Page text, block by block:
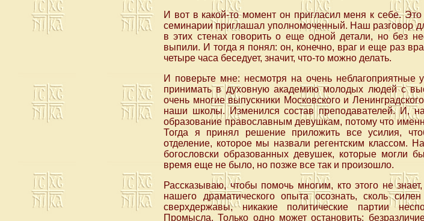
И вот в какой-то момент он пригласил меня к себе.
семинарии приглашал уполномоченный. Наш разговор
в этих стенах говорить о еще одной детали, но без
выпили. И тогда я понял: он, конечно, враг и еще раз
четыре часа беседует, значит, что-то можно делать.
И поверьте мне: несмотря на очень
принимать в духовную академию молодых людей с
очень многие выпускники Московского и
наши школы. Изменился состав преподавателей. И,
образование православным девушкам, потому что
Тогда я принял решение приложить все усилия,
отделение, которое мы назвали регентским классом.
богословски образованных девушек, которые могли
время еще не было, но позже все так и произошло.
Рассказываю, чтобы помочь многим, кто этого не
нашего драматического опыта осознать, сколь
сверхдержавы, никакие политические партии
Промысла. Только одно может остановить: